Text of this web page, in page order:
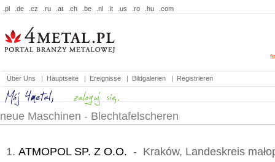
.pl .de .cz .ru .at .ch .be .nl .it .us .ro .hu .com
Über Uns | Hauptseite | Ereignisse | Bildgalerien | Registrieren
neue Maschinen - Blechtafelscheren
ATMOPOL SP. Z O.O. - Kraków, Landeskreis